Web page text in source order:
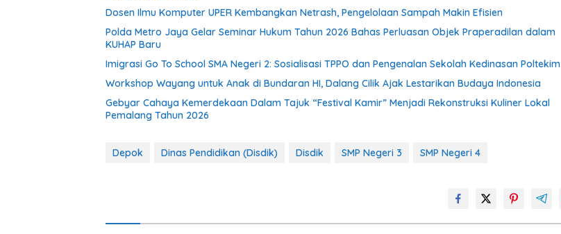
Dosen Ilmu Komputer UPER Kembangkan Netrash, Pengelolaan Sampah Makin Efisien
Polda Metro Jaya Gelar Seminar Hukum Tahun 2026 Bahas Perluasan Objek Praperadilan dalam
KUHAP Baru
Imigrasi Go To School SMA Negeri 2: Sosialisasi TPPO dan Pengenalan Sekolah Kedinasan Poltekim
Workshop Wayang untuk Anak di Bundaran HI, Dalang Cilik Ajak Lestarikan Budaya Indonesia
Gebyar Cahaya Kemerdekaan Dalam Tajuk “Festival Kamir” Menjadi Rekonstruksi Kuliner Lokal
Pemalang Tahun 2026
Depok Dinas Pendidikan (Disdik) Disdik SMP Negeri 3 SMP Negeri 4